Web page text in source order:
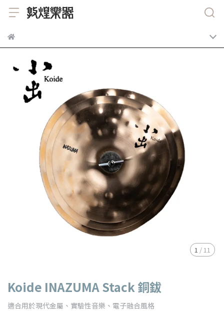
1 / 11
Koide INAZUMA Stack 銅鈸
適合用於現代金屬、實驗性音樂、電子融合風格